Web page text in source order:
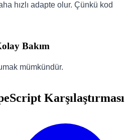
hızlı adapte olur. Çünkü kod
Bakım
mümkündür.
Karşılaştırması